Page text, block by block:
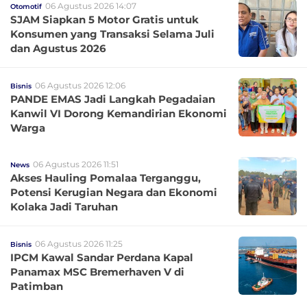
Otomotif 06 Agustus 2026 14:07
SJAM Siapkan 5 Motor Gratis untuk
Konsumen yang Transaksi Selama Juli
dan Agustus 2026
Bisnis 06 Agustus 2026 12:06
PANDE EMAS Jadi Langkah Pegadaian
Kanwil VI Dorong Kemandirian Ekonomi
Warga
News 06 Agustus 2026 11:51
Akses Hauling Pomalaa Terganggu,
Potensi Kerugian Negara dan Ekonomi
Kolaka Jadi Taruhan
Bisnis 06 Agustus 2026 11:25
IPCM Kawal Sandar Perdana Kapal
Panamax MSC Bremerhaven V di
Patimban